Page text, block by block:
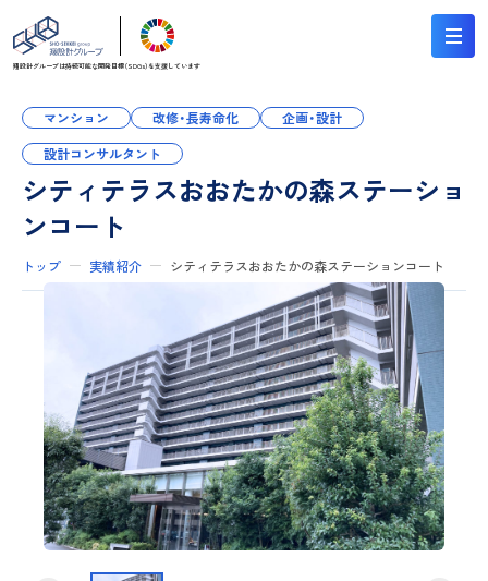
翔設計グループは持続可能な開発目標（SDGs）を支援しています
シティテラスおおたかの森ステーショ
ンコート
マンション 改修・長寿命化
企画・設計
設計コンサルタント
トップ 実績紹介 シティテラスおおたかの森ステーションコート